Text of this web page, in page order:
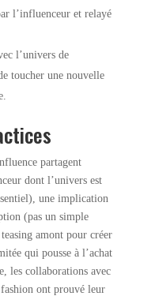
l’influenceur et relayé
l’univers de
toucher une nouvelle
partagent
dont l’univers est
une implication
(pas un simple
amont pour créer
qui pousse à l’achat
les collaborations avec
ont prouvé leur